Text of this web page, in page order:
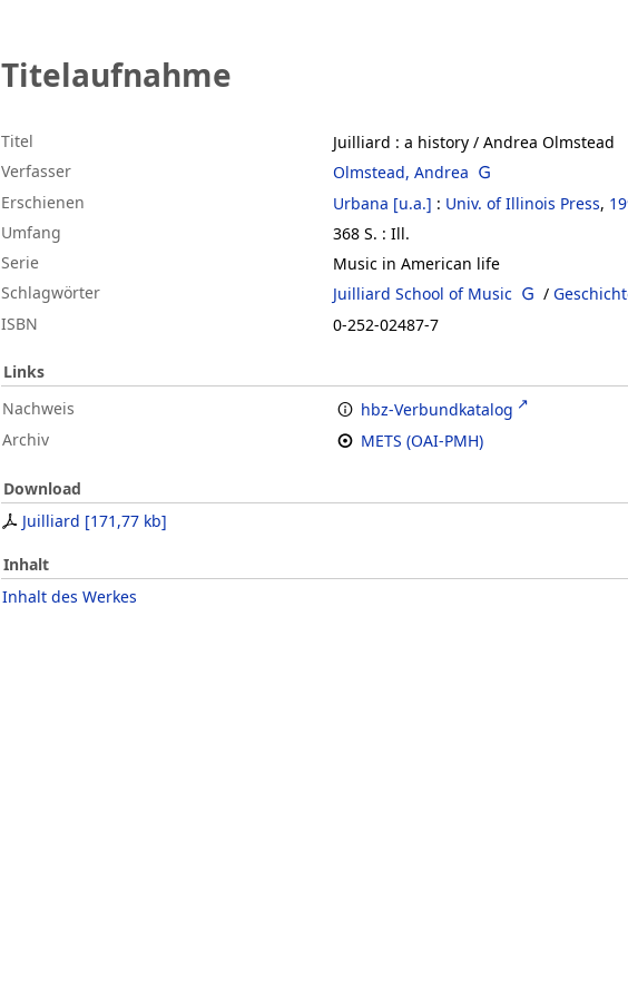
Titelaufnahme
Titel Juilliard : a history / Andrea Olmstead
Verfasser
Olmstead, Andrea
Erschienen
Urbana [u.a.] : Univ. of Illinois Press,
Umfang
368 S. : Ill.
Serie
Music in American life
Schlagwörter
Juilliard School of Music /
ISBN
0-252-02487-7
Links
Nachweis
hbz-Verbundkatalog
Archiv
METS (OAI-PMH)
Download
Juilliard [171,77 kb]
Inhalt
Inhalt des Werkes